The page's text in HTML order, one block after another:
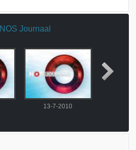
NOS Journaal
13-7-2010